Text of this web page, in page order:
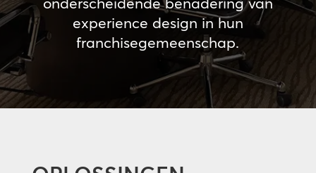
experience design in hun
franchisegemeenschap.